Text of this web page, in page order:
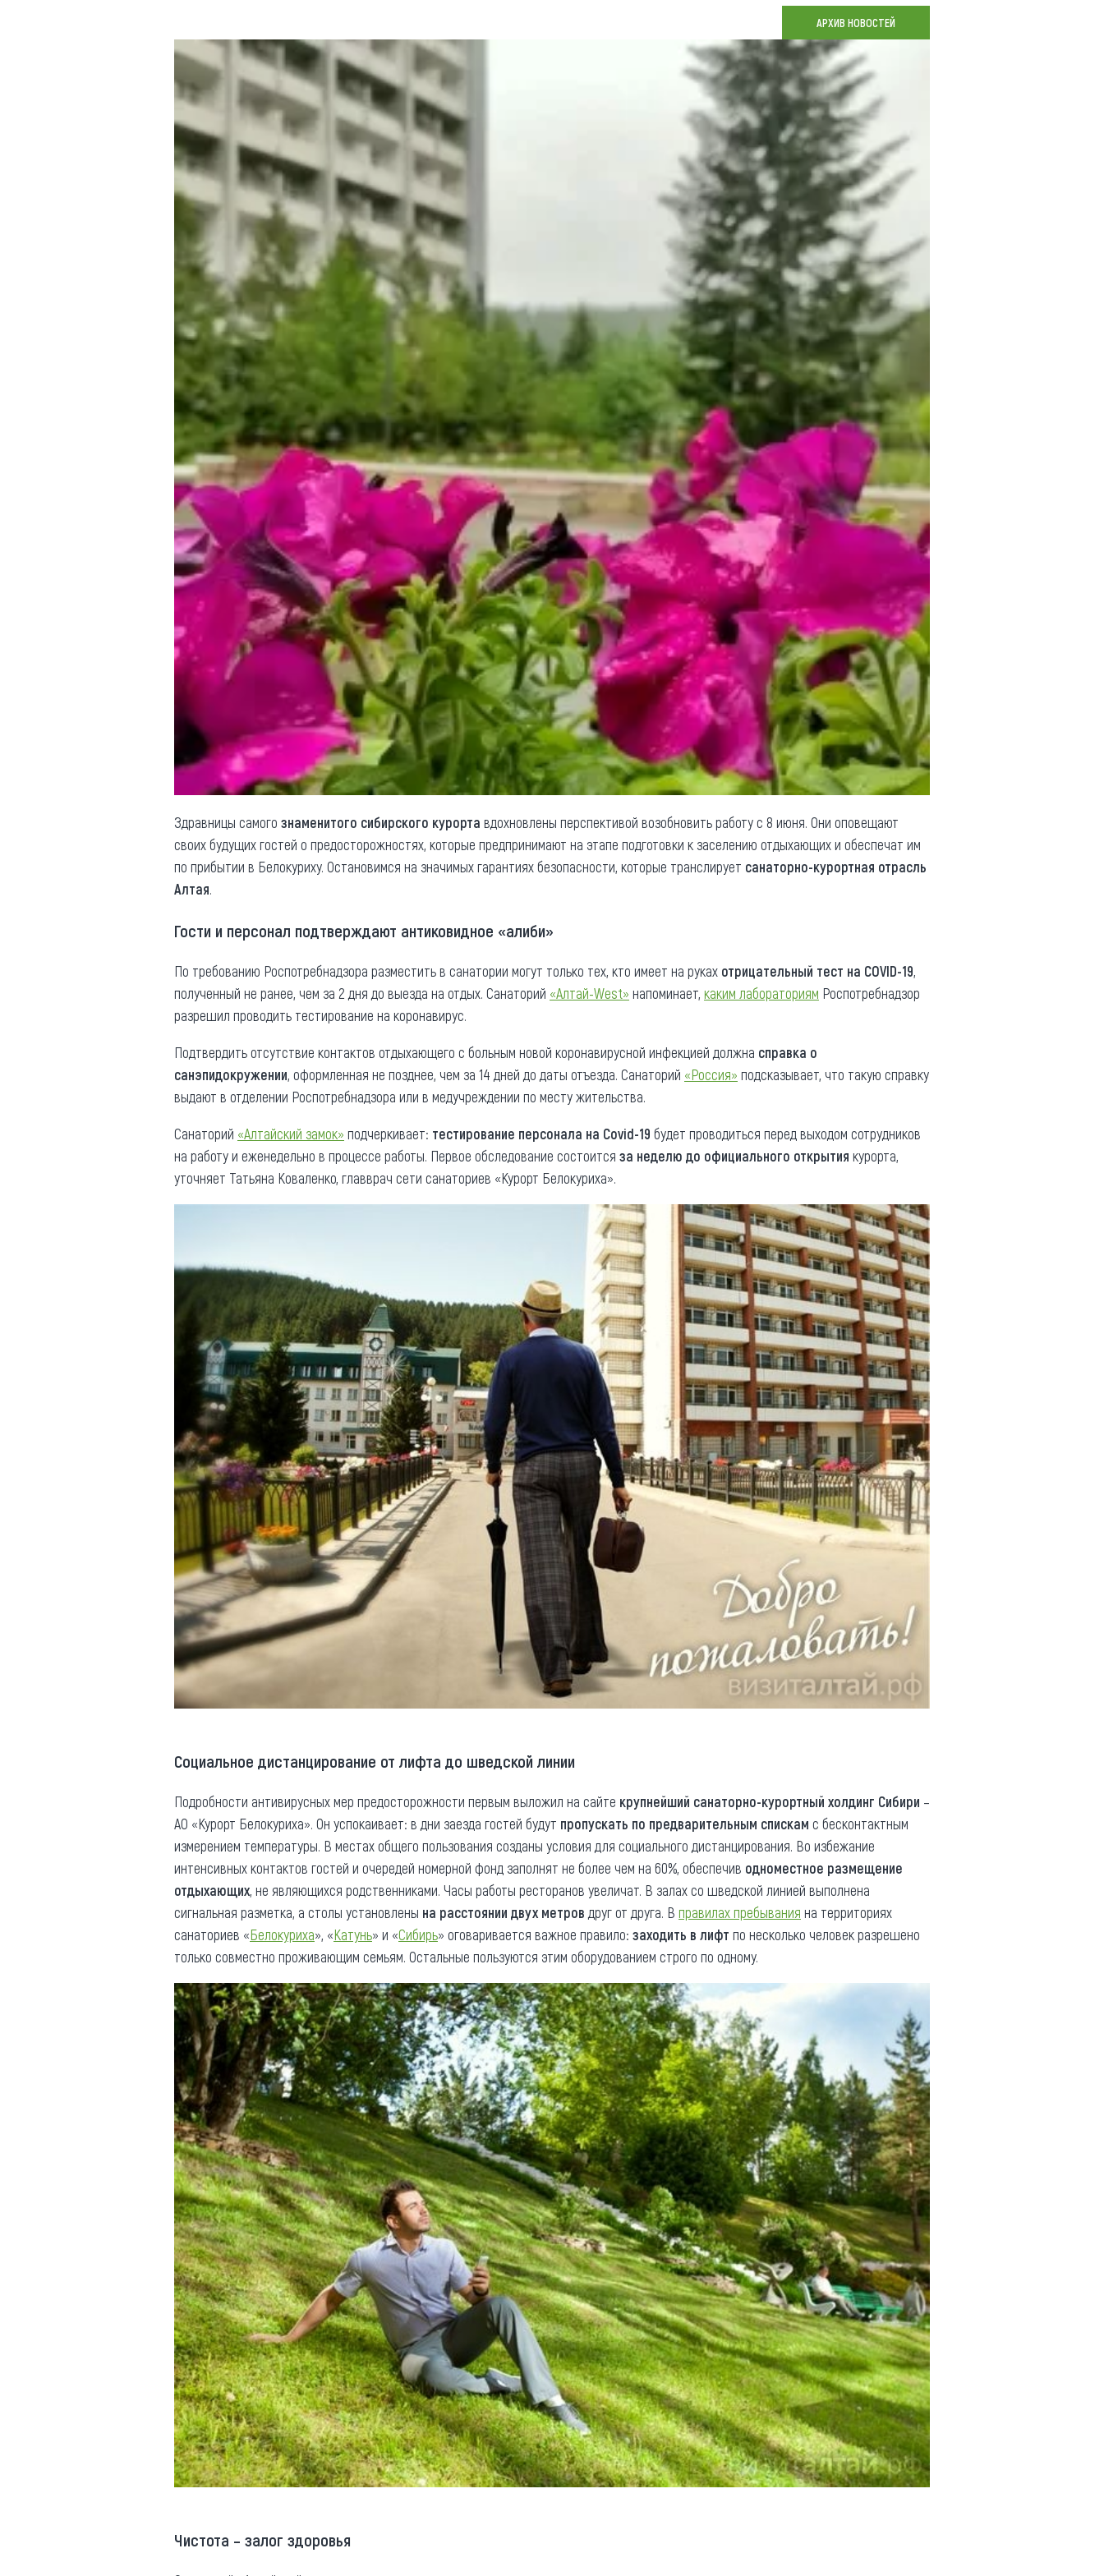
Новости
Что привезти (сувениры)
Общая информация
Люди, прославившие Алтай
Коллекция впечатлений
Блог путешественника
Видеогалерея
Фотогалерея
Реестр туроператоров
Реестр туристических
агентств Алтайского края
Обращения граждан
Противодействие коррупции
АРХИВ НОВОСТЕЙ
Здравницы самого знаменитого сибирского курорта вдохновлены перспективой возобновить работу с 8 июня. Они оповещают
своих будущих гостей о предосторожностях, которые предпринимают на этапе подготовки к заселению отдыхающих и обеспечат им
по прибытии в Белокуриху. Остановимся на значимых гарантиях безопасности, которые транслирует санаторно-курортная отрасль
Алтая.
Гости и персонал подтверждают антиковидное «алиби»
По требованию Роспотребнадзора разместить в санатории могут только тех, кто имеет на руках отрицательный тест на COVID-19,
полученный не ранее, чем за 2 дня до выезда на отдых. Санаторий «Алтай-West» напоминает, каким лабораториям Роспотребнадзор
разрешил проводить тестирование на коронавирус.
Подтвердить отсутствие контактов отдыхающего с больным новой коронавирусной инфекцией должна справка о
санэпидокружении, оформленная не позднее, чем за 14 дней до даты отъезда. Санаторий «Россия» подсказывает, что такую справку
выдают в отделении Роспотребнадзора или в медучреждении по месту жительства.
Санаторий «Алтайский замок» подчеркивает: тестирование персонала на Covid-19 будет проводиться перед выходом сотрудников
на работу и еженедельно в процессе работы. Первое обследование состоится за неделю до официального открытия курорта,
уточняет Татьяна Коваленко, главврач сети санаториев «Курорт Белокуриха».
Социальное дистанцирование от лифта до шведской линии
Подробности антивирусных мер предосторожности первым выложил на сайте крупнейший санаторно-курортный холдинг Сибири –
АО «Курорт Белокуриха». Он успокаивает: в дни заезда гостей будут пропускать по предварительным спискам с бесконтактным
измерением температуры. В местах общего пользования созданы условия для социального дистанцирования. Во избежание
интенсивных контактов гостей и очередей номерной фонд заполнят не более чем на 60%, обеспечив одноместное размещение
отдыхающих, не являющихся родственниками. Часы работы ресторанов увеличат. В залах со шведской линией выполнена
сигнальная разметка, а столы установлены на расстоянии двух метров друг от друга. В правилах пребывания на территориях
санаториев «Белокуриха», «Катунь» и «Сибирь» оговаривается важное правило: заходить в лифт по несколько человек разрешено
только совместно проживающим семьям. Остальные пользуются этим оборудованием строго по одному.
Чистота – залог здоровья